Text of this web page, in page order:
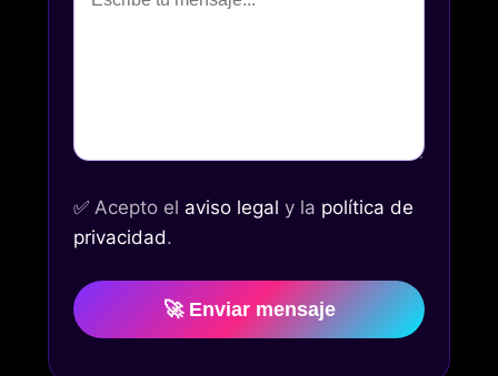
✅ Acepto el aviso legal y la política de
privacidad.
🚀 Enviar mensaje